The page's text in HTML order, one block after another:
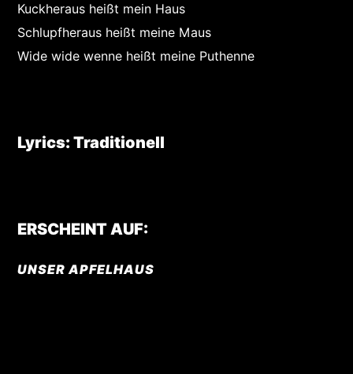
Kuckheraus heißt mein Haus
Schlupfheraus heißt meine Maus
Wide wide wenne heißt meine Puthenne
Lyrics: Traditionell
ERSCHEINT AUF:
UNSER APFELHAUS